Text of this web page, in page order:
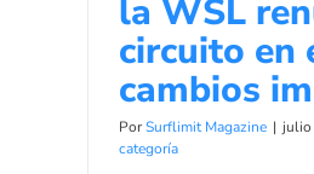
la WSL
circuito en
cambios
PorSurflimit Magazine | julio
categoría